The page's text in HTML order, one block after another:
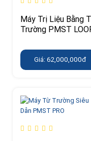
Máy Trị Liệu Bằng
Trường PMST
Giá: 62,000,000đ